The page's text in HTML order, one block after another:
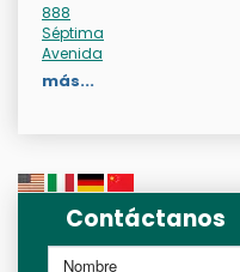
888
Séptima
Avenida
más...
Contáctanos